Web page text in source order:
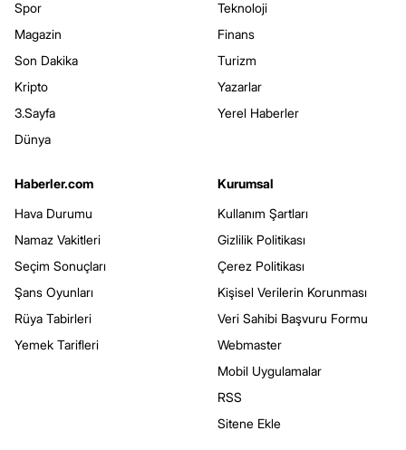
Spor
Magazin
Son Dakika
Kripto
3.Sayfa
Dünya
Teknoloji
Finans
Turizm
Yazarlar
Yerel Haberler
Haberler.com
Hava Durumu
Namaz Vakitleri
Seçim Sonuçları
Şans Oyunları
Rüya Tabirleri
Yemek Tarifleri
Kurumsal
Kullanım Şartları
Gizlilik Politikası
Çerez Politikası
Kişisel Verilerin Korunması
Veri Sahibi Başvuru Formu
Webmaster
Mobil Uygulamalar
RSS
Sitene Ekle